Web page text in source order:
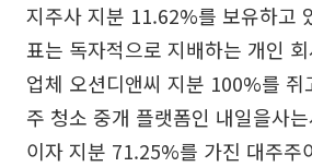
지주사 지분 11.62%를 보유하고
표는 독자적으로 지배하는 개인
업체 오션디앤씨 지분 100%를 쥐
주 청소 중개 플랫폼인 내일을사
이자 지분 71.25%를 가진 대주주